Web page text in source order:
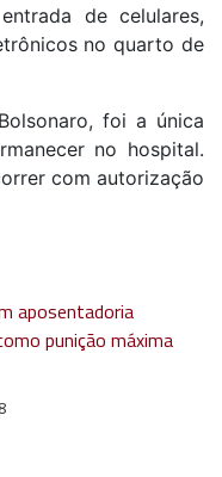
de celulares,
no quarto de
foi a única
no hospital.
com autorização
aposentadoria
punição máxima